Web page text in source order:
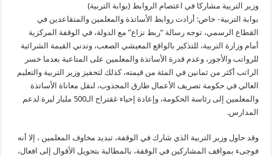
وزير التربية مشاركا في اعتصام الروابط (بوابة التربية)
بوابة التربية- خاص: أرادت روابط الأساتذة والمعلمين والمتقاعدين في
القطاع الرسمي، توجه رسالة “ربط نزاع” مع الدولة، في الوقفة المركزية
أمام وزارة التربية، للتذكير بالواقع المعيشي الصعب، وتدني القيمة الشرائية
للرواتب والأجور، وعدم قدرة الأساتذة والمعلمين على المتاعبة بعدما خسر
الراتب أكثر من ثمانين في المئة من قيمته، كذلك لتحفيز وزير التربية والتعليم
العالي في حكومة تصريف الأعمال طارق المجذوب، لنقل معاناة الأساتذة
والمعلمين إلى رئاسة الحكومة، وإعادة إحياء غقتراح الـ500 مليار ليرة لدعم
المدارس.
وقد حاول وزير التربية الذي شارك في الوقفة، تبديد مخاوف المعلمين ، إلا أنه
فوجىء بمواقف المشاركين في الوقفة، بالمطالبة بتحويل الأقوال إلى افعال،